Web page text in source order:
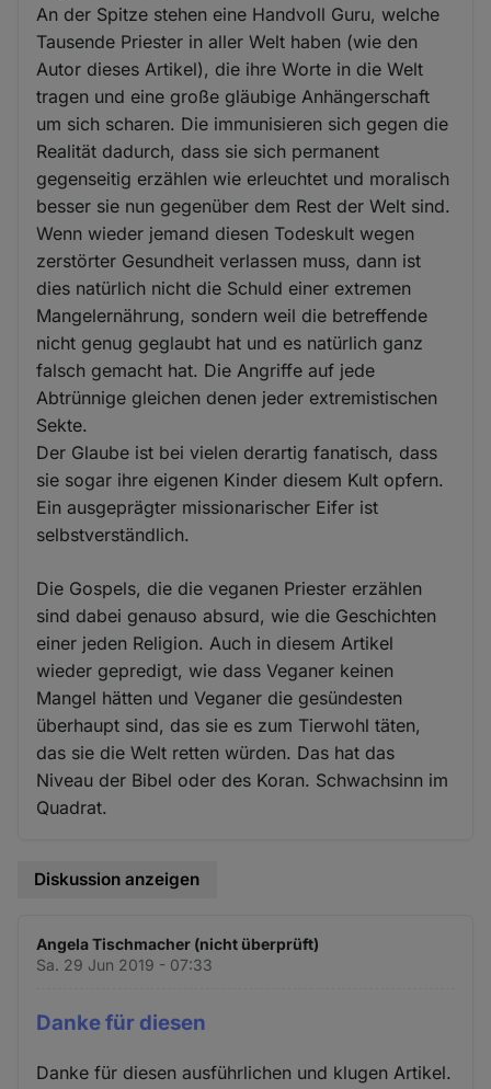
An der Spitze stehen eine Handvoll Guru, welche
Tausende Priester in aller Welt haben (wie den
Autor dieses Artikel), die ihre Worte in die Welt
tragen und eine große gläubige Anhängerschaft
um sich scharen. Die immunisieren sich gegen die
Realität dadurch, dass sie sich permanent
gegenseitig erzählen wie erleuchtet und moralisch
besser sie nun gegenüber dem Rest der Welt sind.
Wenn wieder jemand diesen Todeskult wegen
zerstörter Gesundheit verlassen muss, dann ist
dies natürlich nicht die Schuld einer extremen
Mangelernährung, sondern weil die betreffende
nicht genug geglaubt hat und es natürlich ganz
falsch gemacht hat. Die Angriffe auf jede
Abtrünnige gleichen denen jeder extremistischen
Sekte.
Der Glaube ist bei vielen derartig fanatisch, dass
sie sogar ihre eigenen Kinder diesem Kult opfern.
Ein ausgeprägter missionarischer Eifer ist
selbstverständlich.
Die Gospels, die die veganen Priester erzählen
sind dabei genauso absurd, wie die Geschichten
einer jeden Religion. Auch in diesem Artikel
wieder gepredigt, wie dass Veganer keinen
Mangel hätten und Veganer die gesündesten
überhaupt sind, das sie es zum Tierwohl täten,
das sie die Welt retten würden. Das hat das
Niveau der Bibel oder des Koran. Schwachsinn im
Quadrat.
Diskussion anzeigen
Angela Tischmacher (nicht überprüft)
Sa. 29 Jun 2019 - 07:33
Danke für diesen
Danke für diesen ausführlichen und klugen Artikel.